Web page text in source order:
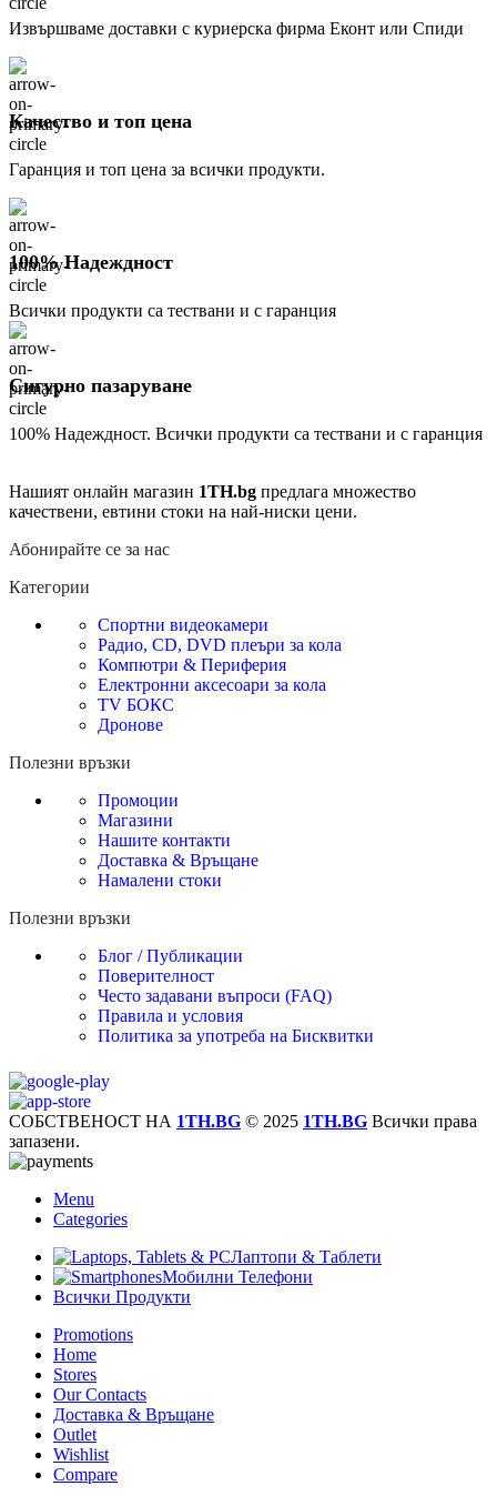
Извършваме доставки с куриерска фирма Еконт или Спиди
Качество и топ цена
Гаранция и топ цена за всички продукти.
100% Надеждност
Всички продукти са тествани и с гаранция
Сигурно пазаруване
100% Надеждност. Всички продукти са тествани и с гаранция
Нашият онлайн магазин 1TH.bg предлага множество
качествени, евтини стоки на най-ниски цени.
Абонирайте се за нас
Категории
Спортни видеокамери
Радио, CD, DVD плеъри за кола
Компютри & Периферия
Електронни аксесоари за кола
TV БОКС
Дронове
Полезни връзки
Промоции
Магазини
Нашите контакти
Доставка & Връщане
Намалени стоки
Полезни връзки
Блог / Публикации
Поверителност
Често задавани въпроси (FAQ)
Правила и условия
Политика за употреба на Бисквитки
СОБСТВЕНОСТ НА 1TH.BG © 2025 1TH.BG Всички права
запазени.
Menu
Categories
Лаптопи & Таблети
Мобилни Телефони
Всички Продукти
Promotions
Home
Stores
Our Contacts
Доставка & Връщане
Outlet
Wishlist
Compare